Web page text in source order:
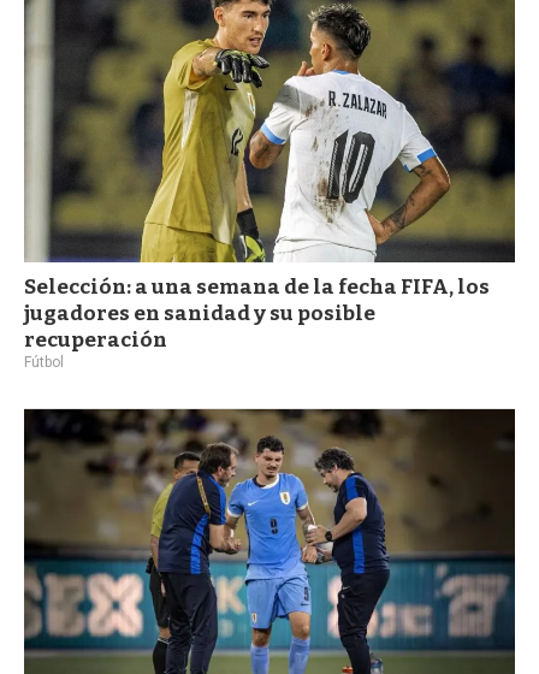
Selección: a una semana de la fecha FIFA, los
jugadores en sanidad y su posible
recuperación
Fútbol